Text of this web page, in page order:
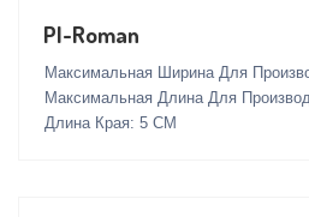
PI-Roman
Максимальная Ширина Для
Максимальная Длина Для
Длина Края: 5 СМ